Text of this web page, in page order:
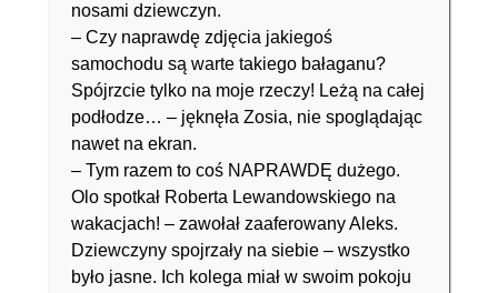
nosami dziewczyn.
– Czy naprawdę zdjęcia jakiegoś
samochodu są warte takiego bałaganu?
Spójrzcie tylko na moje rzeczy! Leżą na całej
podłodze… – jęknęła Zosia, nie spoglądając
nawet na ekran.
– Tym razem to coś NAPRAWDĘ dużego.
Olo spotkał Roberta Lewandowskiego na
wakacjach! – zawołał zaaferowany Aleks.
Dziewczyny spojrzały na siebie – wszystko
było jasne. Ich kolega miał w swoim pokoju